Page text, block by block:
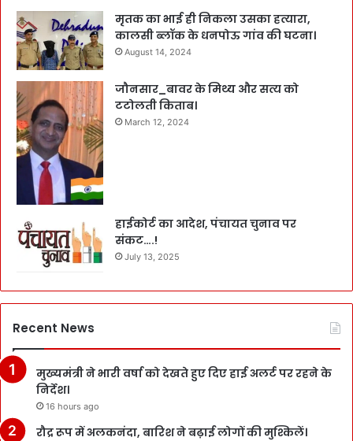
मृतक का भाई ही निकला उसका हत्यारा,
कालसी ब्लॉक के धनपोऊ गांव की घटना।
August 14, 2024
जौनसार_बावर के मिथ्य और सत्य को
टटोलती किताब।
March 12, 2024
हाईकोर्ट का आदेश, पंचायत चुनाव पर
संकट….!
July 13, 2025
Recent News
मुख्यमंत्री ने भारी वर्षा को देखते हुए दिए हाई अलर्ट पर रहने के
निर्देश।
16 hours ago
रौद्र रूप में अलकनंदा, बारिश ने बढ़ाई लोगों की मुश्किलें।